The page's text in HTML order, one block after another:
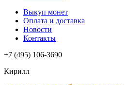
Выкуп монет
Оплата и доставка
Новости
Контакты
+7 (495) 106-3690
Кирилл